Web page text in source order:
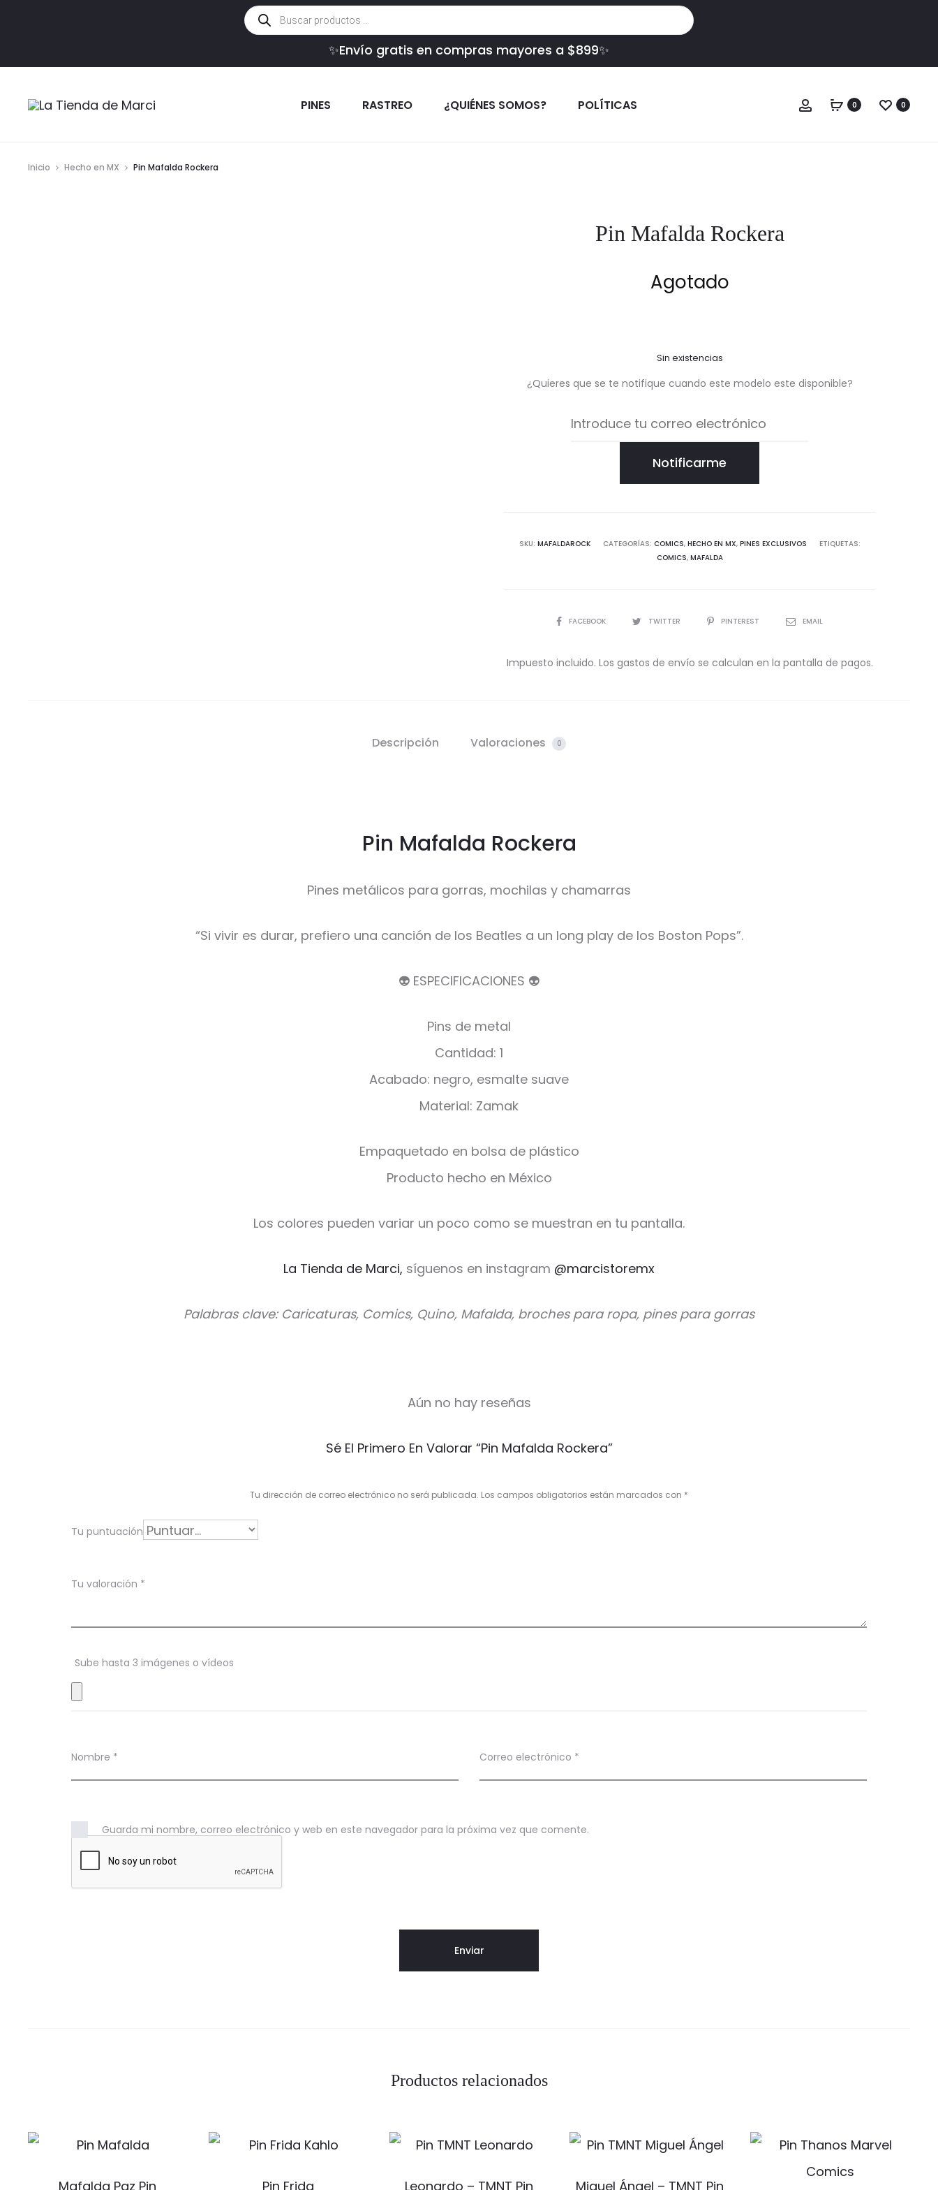
Búsqueda
de
productos
✨Envío gratis en compras mayores a $899✨
PINES RASTREO ¿QUIÉNES SOMOS? POLÍTICAS Cuenta
0 0
Inicio Hecho en MX Pin Mafalda Rockera
Pin Mafalda Rockera
Agotado
Sin existencias
¿Quieres que se te notifique cuando este modelo este disponible?
Notificarme
SKU: MAFALDAROCK CATEGORÍAS: COMICS, HECHO EN MX, PINES EXCLUSIVOS
ETIQUETAS:
COMICS, MAFALDA
COMPARTIR
FACEBOOK TWITTER PINTEREST EMAIL
Impuesto incluido. Los gastos de envío se calculan en la pantalla de pagos.
Descripción Valoraciones 0
Pin Mafalda Rockera
Pines metálicos para gorras, mochilas y chamarras
“Si vivir es durar, prefiero una canción de los Beatles a un long play de los Boston Pops”.
👽 ESPECIFICACIONES 👽
Pins de metal
Cantidad: 1
Acabado: negro, esmalte suave
Material: Zamak
Empaquetado en bolsa de plástico
Producto hecho en México
Los colores pueden variar un poco como se muestran en tu pantalla.
La Tienda de Marci, síguenos en instagram @marcistoremx
Palabras clave: Caricaturas, Comics, Quino, Mafalda, broches para ropa, pines para gorras
r
c
n
e
Aún no hay reseñas
Sé El Primero En Valorar “Pin Mafalda Rockera”
Tu dirección de correo electrónico no será publicada. Los campos obligatorios están marcados con *
Tu puntuación
Tu valoración *
Sube hasta 3 imágenes o vídeos
Nombre * Correo electrónico *
Guarda mi nombre, correo electrónico y web en este navegador para la próxima vez que comente.
Productos relacionados
Mafalda Paz Pin Pin Frida Leonardo – TMNT Pin Miguel Ángel – TMNT Pin